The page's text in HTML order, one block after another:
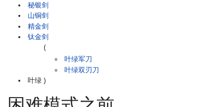
秘银剑
山铜剑
精金剑
钛金剑
叶绿
(
叶绿军刀
叶绿双刃刀
)